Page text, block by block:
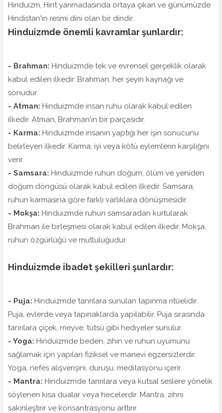
Hinduizm, Hint yarımadasında ortaya çıkan ve günümüzde
Hindistan'ın resmi dini olan bir dindir.
Hinduizmde önemli kavramlar şunlardır:
- Brahman: Hinduizmde tek ve evrensel gerçeklik olarak
kabul edilen ilkedir. Brahman, her şeyin kaynağı ve
sonudur.
- Atman: Hinduizmde insan ruhu olarak kabul edilen
ilkedir. Atman, Brahman'ın bir parçasıdır.
- Karma: Hinduizmde insanın yaptığı her işin sonucunu
belirleyen ilkedir. Karma, iyi veya kötü eylemlerin karşılığını
verir.
- Samsara: Hinduizmde ruhun doğum, ölüm ve yeniden
doğum döngüsü olarak kabul edilen ilkedir. Samsara,
ruhun karmasına göre farklı varlıklara dönüşmesidir.
- Mokşa: Hinduizmde ruhun samsaradan kurtularak
Brahman ile birleşmesi olarak kabul edilen ilkedir. Mokşa,
ruhun özgürlüğü ve mutluluğudur.
Hinduizmde ibadet şekilleri şunlardır:
- Puja: Hinduizmde tanrılara sunulan tapınma ritüelidir.
Puja, evlerde veya tapınaklarda yapılabilir. Puja sırasında
tanrılara çiçek, meyve, tütsü gibi hediyeler sunulur.
- Yoga: Hinduizmde beden, zihin ve ruhun uyumunu
sağlamak için yapılan fiziksel ve manevi egzersizlerdir.
Yoga, nefes alışverişini, duruşu, meditasyonu içerir.
- Mantra: Hinduizmde tanrılara veya kutsal seslere yönelik
söylenen kısa dualar veya hecelerdir. Mantra, zihni
sakinleştirir ve konsantrasyonu arttırır.